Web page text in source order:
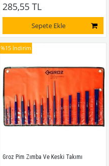
285,55 TL
Sepete Ekle
Groz Pim Zımba Ve Keski Takımı
%15 İndirim